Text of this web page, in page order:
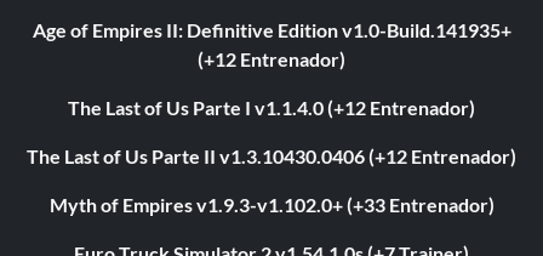
Age of Empires II: Definitive Edition v1.0-Build.141935+
(+12 Entrenador)
The Last of Us Parte I v1.1.4.0 (+12 Entrenador)
The Last of Us Parte II v1.3.10430.0406 (+12 Entrenador)
Myth of Empires v1.9.3-v1.102.0+ (+33 Entrenador)